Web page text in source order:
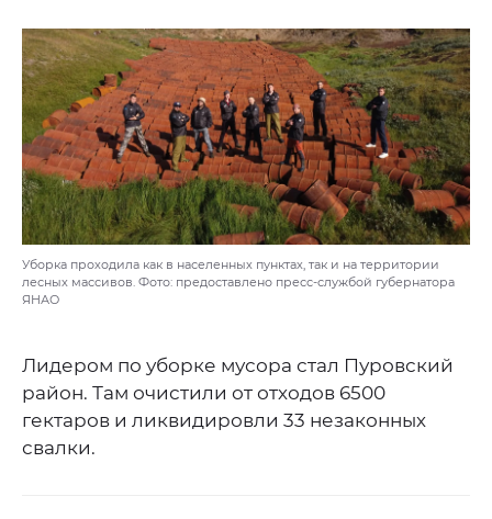
Уборка проходила как в населенных пунктах, так и на территории
лесных массивов. Фото: предоставлено пресс-службой губернатора
ЯНАО
Лидером по уборке мусора стал Пуровский
район. Там очистили от отходов 6500
гектаров и ликвидировли 33 незаконных
свалки.